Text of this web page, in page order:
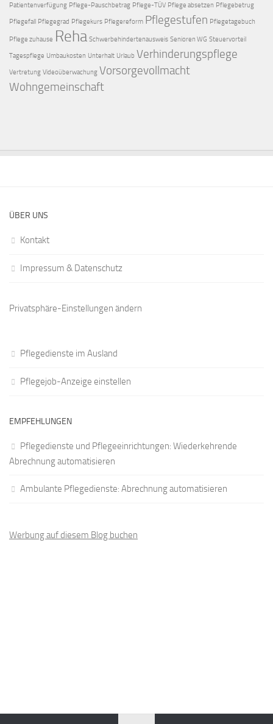
Patientenverfügung Pflege-Pauschbetrag Pflege-TÜV Pflege absetzen Pflegebetrug
Pflegefall Pflegegrad Pflegekurs Pflegereform Pflegestufen Pflegetagebuch
Pflege zuhause Reha Schwerbehindertenausweis Senioren WG Steuervorteil
Tagespflege Umbaukosten Unterhalt Urlaub Verhinderungspflege
Vertretung Videoüberwachung Vorsorgevollmacht
Wohngemeinschaft
ÜBER UNS
Kontakt
Impressum & Datenschutz
Privatsphäre-Einstellungen ändern
Pflegedienste im Ausland
Pflegejob-Anzeige einstellen
EMPFEHLUNGEN
Pflegedienste und Pflegeeinrichtungen: Wiederkehrende
Abrechnung automatisieren
Ambulante Pflegedienste: Abrechnung automatisieren
Werbung auf diesem Blog buchen